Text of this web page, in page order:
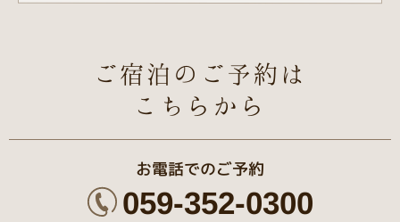
ご宿泊のご予約は
こちらから
お電話でのご予約
059-352-0300